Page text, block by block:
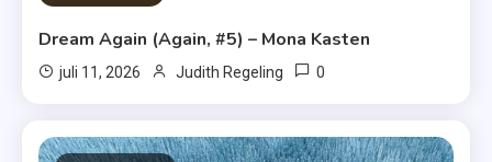
Dream Again (Again, #5) – Mona Kasten
juli 11, 2026 Judith Regeling 0